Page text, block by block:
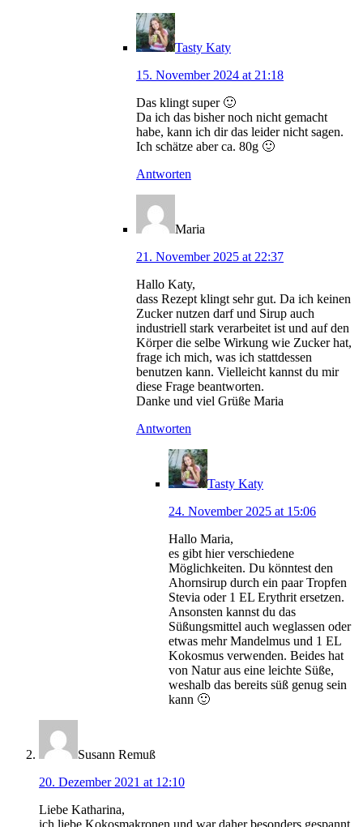
Tasty Katy
15. November 2024 at 21:18
Das klingt super 🙂
Da ich das bisher noch nicht gemacht
habe, kann ich dir das leider nicht sagen.
Ich schätze aber ca. 80g 🙂
Antworten
Maria
21. November 2025 at 22:37
Hallo Katy,
dass Rezept klingt sehr gut. Da ich keinen
Zucker nutzen darf und Sirup auch
industriell stark verarbeitet ist und auf den
Körper die selbe Wirkung wie Zucker hat,
frage ich mich, was ich stattdessen
benutzen kann. Vielleicht kannst du mir
diese Frage beantworten.
Danke und viel Grüße Maria
Antworten
Tasty Katy
24. November 2025 at 15:06
Hallo Maria,
es gibt hier verschiedene
Möglichkeiten. Du könntest den
Ahornsirup durch ein paar Tropfen
Stevia oder 1 EL Erythrit ersetzen.
Ansonsten kannst du das
Süßungsmittel auch weglassen oder
etwas mehr Mandelmus und 1 EL
Kokosmus verwenden. Beides hat
von Natur aus eine leichte Süße,
weshalb das bereits süß genug sein
kann 🙂
Susann Remuß
20. Dezember 2021 at 12:10
Liebe Katharina,
ich liebe Kokosmakronen und war daher besonders gespannt,